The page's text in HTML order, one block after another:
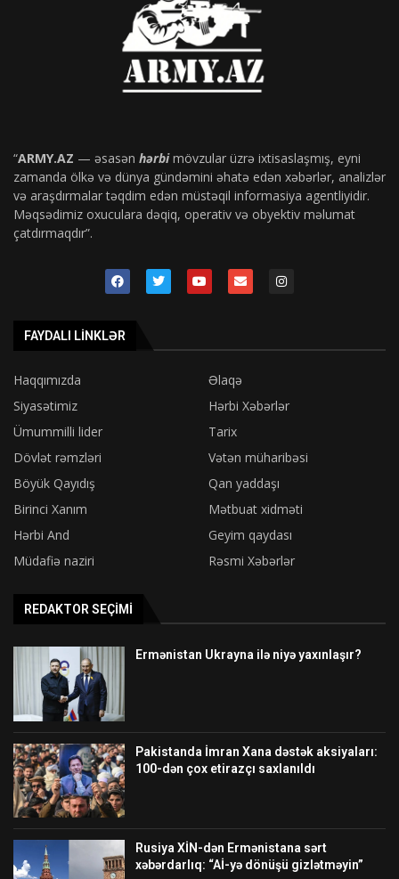
“ARMY.AZ — əsasən hərbimövzular üzrə ixtisaslaşmış, eyni
zamanda ölkə və dünya gündəmini əhatə edən xəbərlər, analizlər
və araşdırmalar təqdim edən müstəqil informasiya agentliyidir.
Məqsədimiz oxuculara dəqiq, operativ və obyektiv məlumat
çatdırmaqdır”.
FAYDALI LINKLƏR
Haqqımızda
Əlaqə
Siyasətimiz
Hərbi Xəbərlər
Ümummilli lider
Tarix
Dövlət rəmzləri
Vətən müharibəsi
Böyük Qayıdış
Qan yaddaşı
Birinci Xanım
Mətbuat xidməti
Hərbi And
Geyim qaydası
Müdafiə naziri
Rəsmi Xəbərlər
REDAKTOR SEÇIMI
Ermənistan Ukrayna ilə niyə yaxınlaşır?
Pakistanda İmran Xana dəstək aksiyaları:
100-dən çox etirazçı saxlanıldı
Rusiya XİN-dən Ermənistana sərt
xəbərdarlıq: “Aİ-yə dönüşü gizlətməyin”